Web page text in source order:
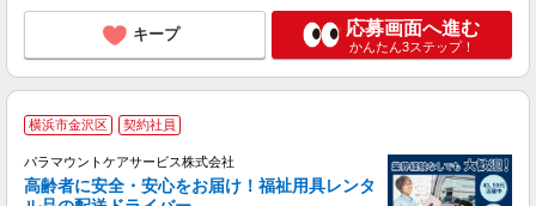
キープ 応募画面へ進む
かんたん3ステップ！
横浜市金沢区 契約社員
パラマウントケアサービス株式会社
高齢者に安全・安心をお届け！福祉用具レンタ